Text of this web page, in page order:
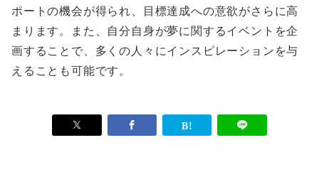
ポートの機会が得られ、目標達成への意欲がさらに高
まります。また、自分自身が夢に関するイベントを企
画することで、多くの人々にインスピレーションを与
えることも可能です。